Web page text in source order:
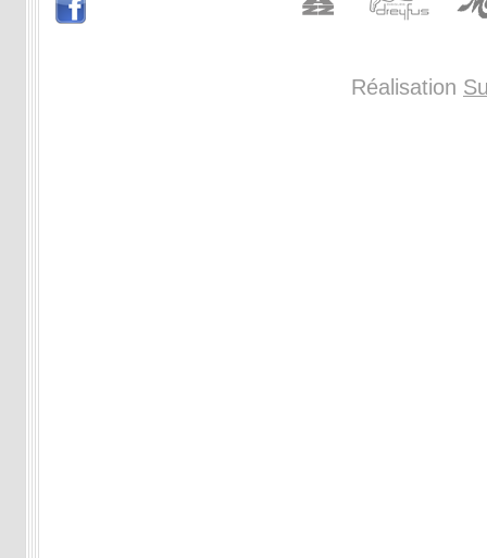
Réalisation